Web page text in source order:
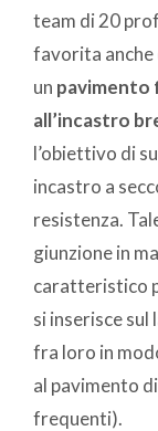
team di 20
favorita
un pavimento
all’incastro
l’obiettivo di
incastro a
resistenza.
giunzione in
caratteristico
si inserisce
fra loro in
al pavimento
frequenti).